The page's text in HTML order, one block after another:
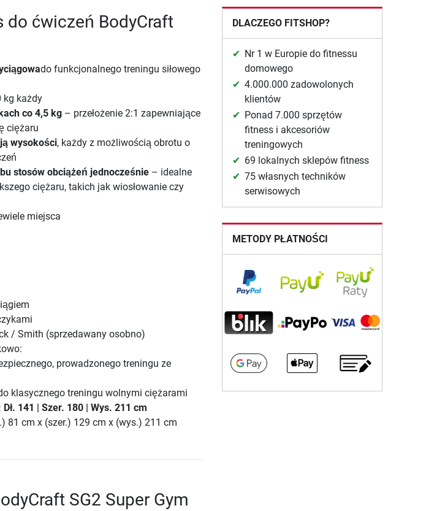
do ćwiczeń BodyCraft
do funkcjonalnego treningu siłowego
kg każdy
co 4,5 kg– przełożenie 2:1 zapewniające
ciężaru
wysokości, każdy z możliwością obrotu o
stosów obciążeń jednocześnie– idealne
ciężaru, takich jak wiosłowanie czy
miejsca
/ Smith (sprzedawany osobno)
prowadzonego treningu ze
klasycznego treningu wolnymi ciężarami
141 | Szer. 180 | Wys. 211 cm
81 cm x (szer.) 129 cm x (wys.) 211 cm
SG2 Super Gym
DLACZEGO FITSHOP?
Nr 1 w Europie do fitnessu
domowego
4.000.000 zadowolonych
klientów
Ponad 7.000 sprzętów
fitness i akcesoriów
treningowych
69 lokalnych sklepów fitness
75 własnych techników
serwisowych
METODY PŁATNOŚCI